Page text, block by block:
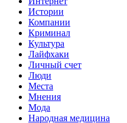
Истории
Компании
Криминал
Культура
Лайфхаки
Личный счет
Люди
Места
Мнения
Мода
Народная медицина